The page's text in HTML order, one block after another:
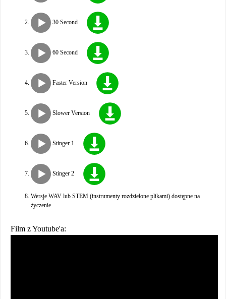
30 Second
60 Second
Faster Version
Slower Version
Stinger 1
Stinger 2
Wersje WAV lub STEM (instrumenty rozdzielone plikami) dostępne na
życzenie
Film z Youtube'a: